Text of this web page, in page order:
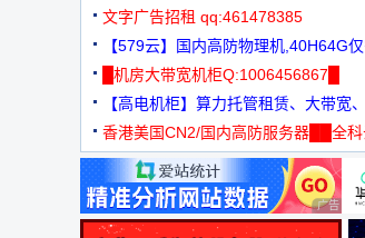
文字广告招租 qq:461478385
【579云】国内高防物理机,40H64G
元
█机房大带宽机柜Q:1006456867█
【高电机柜】算力托管租赁、大带宽
机
香港美国CN2/国内高防服务器██全科
广告 商